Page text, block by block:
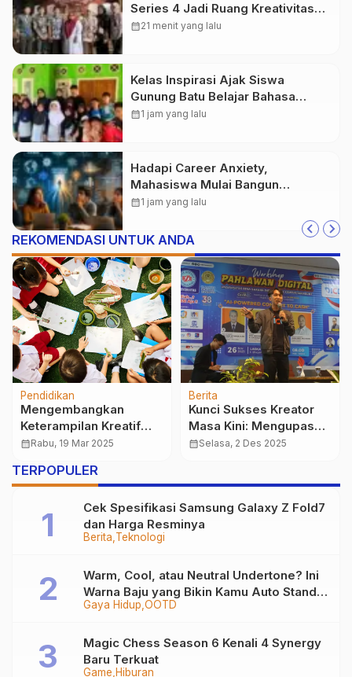
Series 4 Jadi Ruang Kreativitas
Generasi Muda
calendar_month21 menit yang lalu
Kelas Inspirasi Ajak Siswa
Gunung Batu Belajar Bahasa
Inggris
calendar_month1 jam yang lalu
Hadapi Career Anxiety,
Mahasiswa Mulai Bangun
Kesiapan Karier Sejak Kuliah
calendar_month1 jam yang lalu
REKOMENDASI UNTUK ANDA
Pendidikan
Mengembangkan
Keterampilan Kreatif
melalui Eksplorasi Seni
calendar_monthRabu, 19 Mar 2025
Berita
Kunci Sukses Kreator
Masa Kini: Mengupas
Peran Kreativitas & AI di
calendar_monthSelasa, 2 Des 2025
TERPOPULER
Berita Teknologi
Cek Spesifikasi Samsung Galaxy Z Fold7
dan Harga Resminya
Gaya Hidup OOTD
Warm, Cool, atau Neutral Undertone? Ini
Warna Baju yang Bikin Kamu Auto Stand
Out
Game Hiburan
Magic Chess Season 6 Kenali 4 Synergy
Baru Terkuat